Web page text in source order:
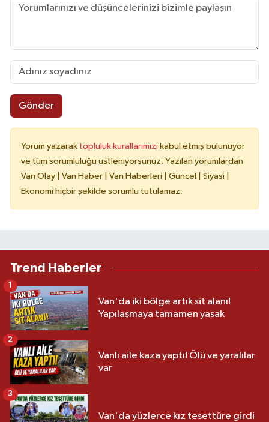
Gönder
Yorum yazarak topluluk kurallarımızı kabul etmiş bulunuyor
ve tüm sorumluluğu üstleniyorsunuz. Yazılan yorumlardan
Van Olay | Van Haber | Van Haberleri | Güncel | Siyasi |
Ekonomi hiçbir şekilde sorumlu tutulamaz.
Trend Haberler
Van'da iki bölge artık sit alanı!
Yapılaşmaya tamamen yasak
Vanlı aile kaza yaptı! Ölü ve yaralılar
var
2
Van'da yüzlerce kız tesettüre girdi
3